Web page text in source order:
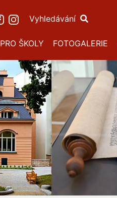
Vyhledávání
PRO ŠKOLY FOTOGALERIE